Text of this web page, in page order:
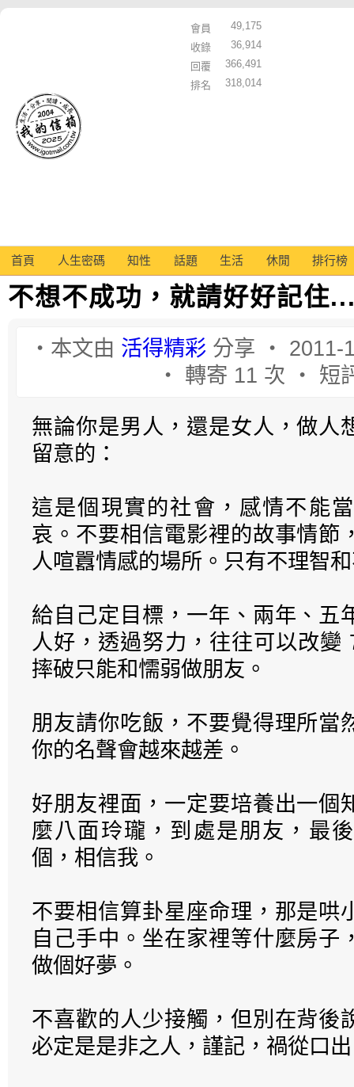
會員
49,175
收錄
36,914
回覆
366,491
排名
318,014
首頁 人生密碼 知性 話題 生活 休閒 排行榜
不想不成功，就請好好記住
‧本文由 活得精彩 分享 ‧ 2011-
‧ 轉寄 11 次 ‧ 短
無論你是男人，還是女人，做人
留意的：
這是個現實的社會，感情不能
哀。不要相信電影裡的故事情節
人喧囂情感的場所。只有不理智
給自己定目標，一年、兩年、五
人好，透過努力，往往可以改變
摔破只能和懦弱做朋友。
朋友請你吃飯，不要覺得理所當
你的名聲會越來越差。
好朋友裡面，一定要培養出一個
麼八面玲瓏，到處是朋友，最
個，相信我。
不要相信算卦星座命理，那是哄
自己手中。坐在家裡等什麼房子
做個好夢。
不喜歡的人少接觸，但別在背後
必定是是非之人，謹記，禍從口